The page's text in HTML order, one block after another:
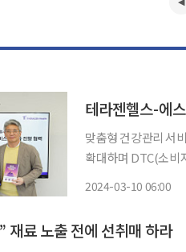
테라젠헬스-에
맞춤형 건강관리 서
확대하며 DTC(소비자
2024-03-10 06:00
재료 노출 전에 선취매 하라